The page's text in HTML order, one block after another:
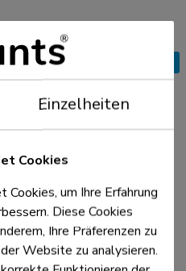
der praktischen
Dank des modularen
können Sie die Länge
Die doppelten
und helfen Ihnen,
Arbeitsbereich zu schaffen.
Einzelheiten
Cookies
um Ihre Erfahrung
Diese Cookies
Ihre Präferenzen zu
Website zu analysieren.